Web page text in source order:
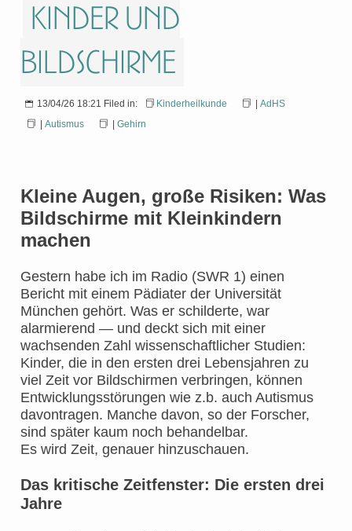
Kinder und
Bildschirme
13/04/26 18:21 Filed in: Kinderheilkunde | AdHS
| Autismus | Gehirn
Kleine Augen, große Risiken: Was
Bildschirme mit Kleinkindern
machen
Gestern habe ich im Radio (SWR 1) einen
Bericht mit einem Pädiater der Universität
München gehört. Was er schilderte, war
alarmierend — und deckt sich mit einer
wachsenden Zahl wissenschaftlicher Studien:
Kinder, die in den ersten drei Lebensjahren zu
viel Zeit vor Bildschirmen verbringen, können
Entwicklungsstörungen wie z.b. auch Autismus
davontragen. Manche davon, so der Forscher,
sind später kaum noch behandelbar.
Es wird Zeit, genauer hinzuschauen.
Das kritische Zeitfenster: Die ersten drei
Jahre